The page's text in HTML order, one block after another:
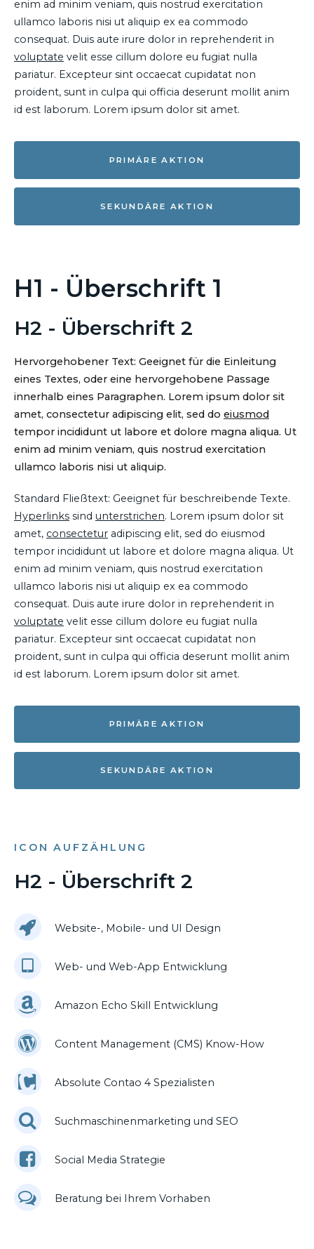
enim ad minim veniam, quis nostrud exercitation
ullamco laboris nisi ut aliquip ex ea commodo
consequat. Duis aute irure dolor in reprehenderit in
voluptate velit esse cillum dolore eu fugiat nulla
pariatur. Excepteur sint occaecat cupidatat non
proident, sunt in culpa qui officia deserunt mollit anim
id est laborum. Lorem ipsum dolor sit amet.
PRIMÄRE AKTION
SEKUNDÄRE AKTION
H1 - Überschrift 1
H2 - Überschrift 2
Hervorgehobener Text: Geeignet für die Einleitung
eines Textes, oder eine hervorgehobene Passage
innerhalb eines Paragraphen. Lorem ipsum dolor sit
amet, consectetur adipiscing elit, sed do eiusmod
tempor incididunt ut labore et dolore magna aliqua. Ut
enim ad minim veniam, quis nostrud exercitation
ullamco laboris nisi ut aliquip.
Standard Fließtext: Geeignet für beschreibende Texte.
Hyperlinks sind unterstrichen. Lorem ipsum dolor sit
amet, consectetur adipiscing elit, sed do eiusmod
tempor incididunt ut labore et dolore magna aliqua. Ut
enim ad minim veniam, quis nostrud exercitation
ullamco laboris nisi ut aliquip ex ea commodo
consequat. Duis aute irure dolor in reprehenderit in
voluptate velit esse cillum dolore eu fugiat nulla
pariatur. Excepteur sint occaecat cupidatat non
proident, sunt in culpa qui officia deserunt mollit anim
id est laborum. Lorem ipsum dolor sit amet.
PRIMÄRE AKTION
SEKUNDÄRE AKTION
ICON AUFZÄHLUNG
H2 - Überschrift 2
Website-, Mobile- und UI Design
Web- und Web-App Entwicklung
Amazon Echo Skill Entwicklung
Content Management (CMS) Know-How
Absolute Contao 4 Spezialisten
Suchmaschinenmarketing und SEO
Social Media Strategie
Beratung bei Ihrem Vorhaben